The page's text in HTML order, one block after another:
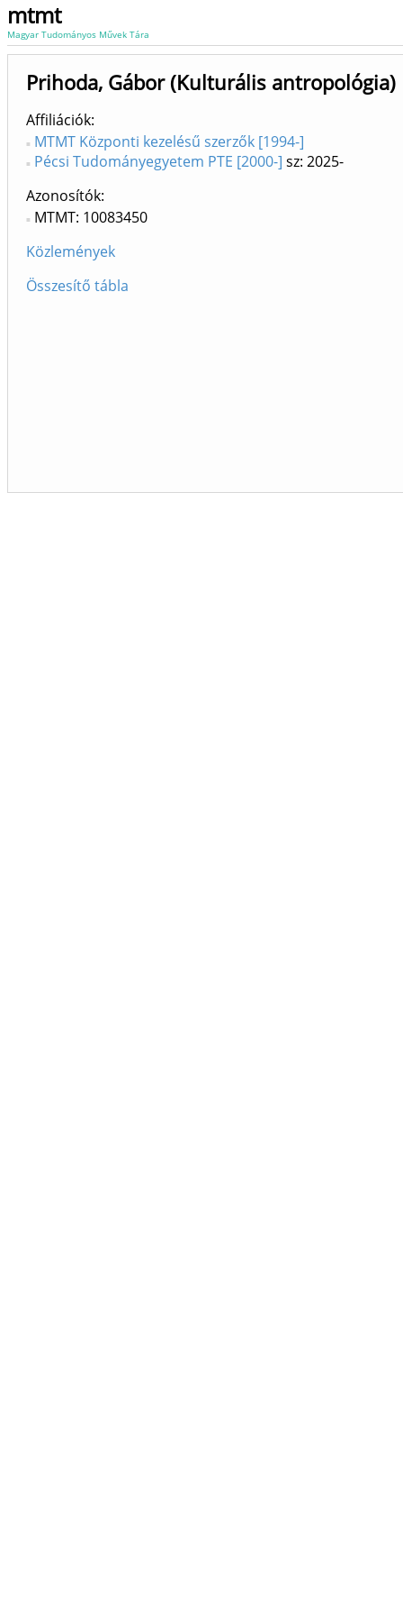
mtmt
Magyar Tudományos Művek Tára
Prihoda, Gábor (Kulturális antropológia)
Affiliációk
MTMT Központi kezelésű szerzők [1994-]
Pécsi Tudományegyetem PTE [2000-] sz: 2025-
Azonosítók
MTMT: 10083450
Közlemények
Összesítő tábla